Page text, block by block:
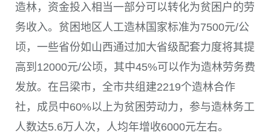
造林，资金投入相当一部分可以转化为贫困户的劳
务收入。贫困地区人工造林国家标准为7500元/公
顷，一些省份如山西通过加大省级配套力度将其提
高到 12000元/公顷，其中45%可以作为造林劳务费
发放。在吕梁市，全市共组建2219个造林合作
社，成员中60%以上为贫困劳动力，参与造林务工
人数达5.6万人次，人均年增收6000元左右。